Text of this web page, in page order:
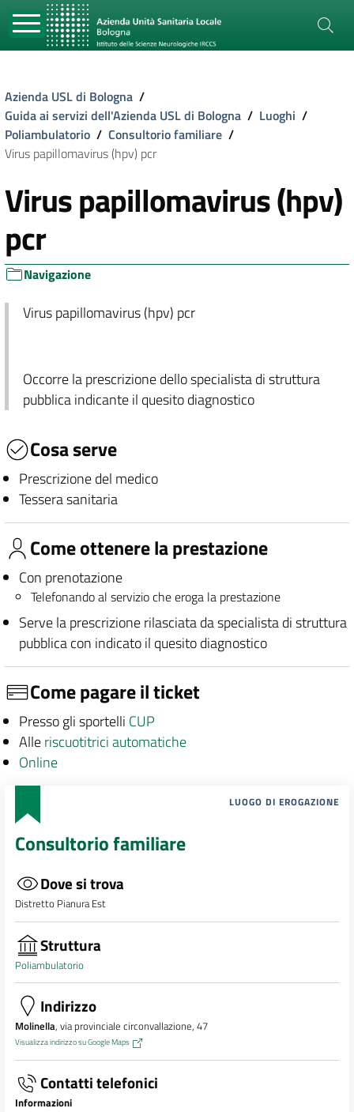
Azienda USL di Bologna /
Guida ai servizi dell'Azienda USL di Bologna / Luoghi /
Poliambulatorio / Consultorio familiare /
Virus papillomavirus (hpv) pcr
Virus papillomavirus (hpv)
pcr
Navigazione
Virus papillomavirus (hpv) pcr
Occorre la prescrizione dello specialista di struttura
pubblica indicante il quesito diagnostico
Cosa serve
Prescrizione del medico
Tessera sanitaria
Come ottenere la prestazione
Con prenotazione
Telefonando al servizio che eroga la prestazione
Serve la prescrizione rilasciata da specialista di struttura
pubblica con indicato il quesito diagnostico
Come pagare il ticket
Presso gli sportelli CUP
Alleriscuotitrici automatiche
Online
LUOGO DI EROGAZIONE
Consultorio familiare
Dove si trova
Distretto Pianura Est
Struttura
Poliambulatorio
Indirizzo
Molinella, via provinciale circonvallazione, 47
Visualizza indirizzo su Google Maps
Contatti telefonici
Informazioni